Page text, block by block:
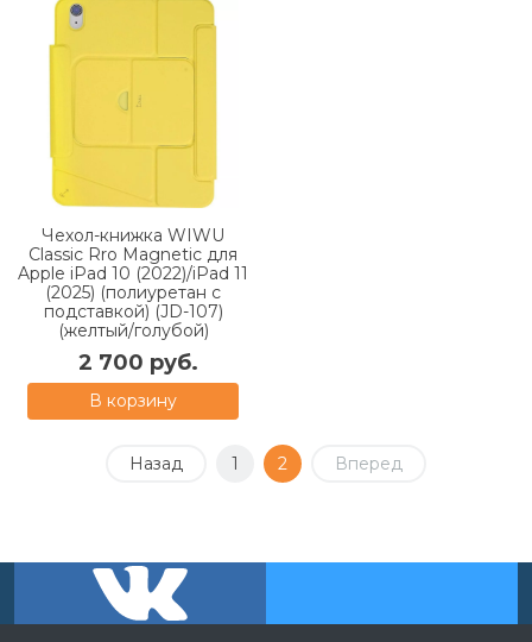
Чехол-книжка WIWU
Classic Rro Magnetic для
Apple iPad 10 (2022)/iPad 11
(2025) (полиуретан с
подставкой) (JD-107)
(желтый/голубой)
2 700 руб.
В корзину
Назад 1 2 Вперед